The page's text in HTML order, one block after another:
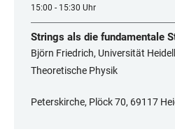
15:00 - 15:30 Uhr
Strings als die fundamentale
Björn Friedrich, Universität
Theoretische Physik
Peterskirche, Plöck 70, 69117